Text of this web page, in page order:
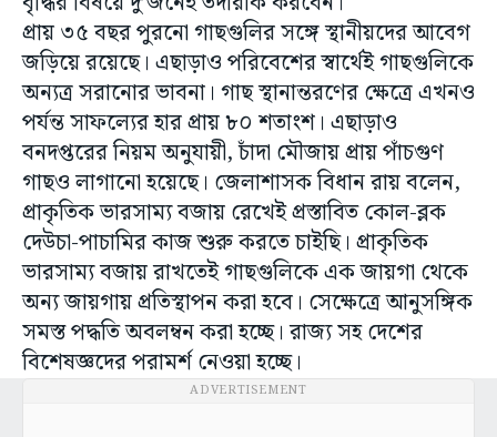
প্রায় ৩৫ বছর পুরনো গাছগুলির সঙ্গে স্থানীয়দের আবেগ
জড়িয়ে রয়েছে। এছাড়াও পরিবেশের স্বার্থেই গাছগুলিকে
অন্যত্র সরানোর ভাবনা। গাছ স্থানান্তরণের ক্ষেত্রে এখনও
পর্যন্ত সাফল্যের হার প্রায় ৮০ শতাংশ। এছাড়াও
বনদপ্তরের নিয়ম অনুযায়ী, চাঁদা মৌজায় প্রায় পাঁচগুণ
গাছও লাগানো হয়েছে। জেলাশাসক বিধান রায় বলেন,
প্রাকৃতিক ভারসাম্য বজায় রেখেই প্রস্তাবিত কোল-ব্লক
দেউচা-পাচামির কাজ শুরু করতে চাইছি। প্রাকৃতিক
ভারসাম্য বজায় রাখতেই গাছগুলিকে এক জায়গা থেকে
অন্য জায়গায় প্রতিস্থাপন করা হবে। সেক্ষেত্রে আনুসঙ্গিক
সমস্ত পদ্ধতি অবলম্বন করা হচ্ছে। রাজ্য সহ দেশের
বিশেষজ্ঞদের পরামর্শ নেওয়া হচ্ছে।
ADVERTISEMENT